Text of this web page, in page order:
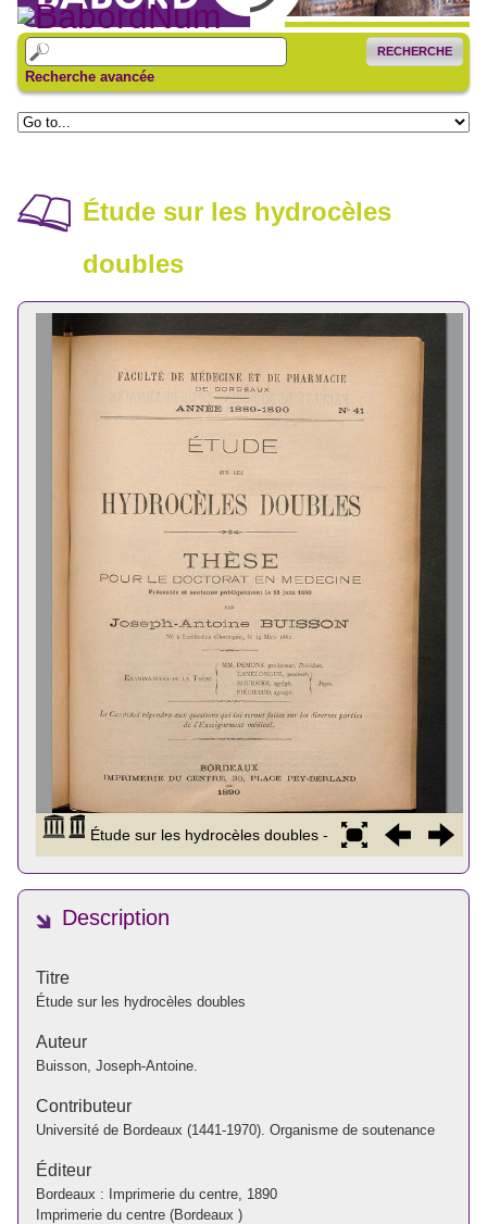
RECHERCHE
Recherche avancée
Étude sur les hydrocèles
doubles
Description
Titre
Étude sur les hydrocèles doubles
Auteur
Buisson, Joseph-Antoine.
Contributeur
Université de Bordeaux (1441-1970). Organisme de soutenance
Éditeur
Bordeaux : Imprimerie du centre, 1890
Imprimerie du centre (Bordeaux )